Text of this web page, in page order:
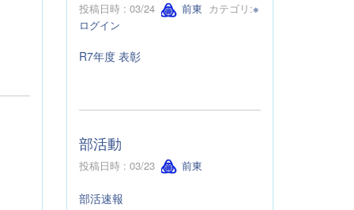
投稿日時 : 03/24 前東 カテゴリ:※
ログイン
R7年度 表彰
部活動
投稿日時 : 03/23 前東
部活速報